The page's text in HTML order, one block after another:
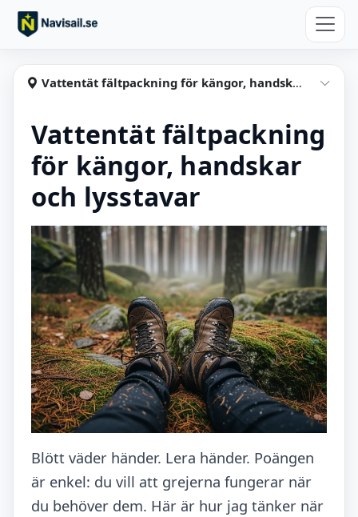
Hoppa till huvudinnehåll
Navisail
Vattentät fältpackning för kängor, handskar, lysstavar
Vattentät fältpackning
för kängor, handskar
och lysstavar
Blött väder händer. Lera händer. Poängen
är enkel: du vill att grejerna fungerar när
du behöver dem. Här är hur jag tänker när